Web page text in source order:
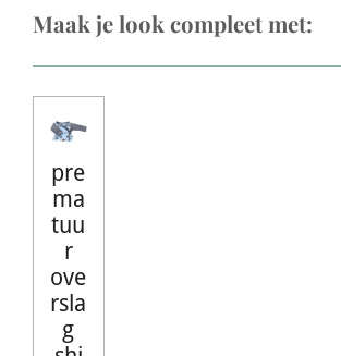
Maak je look compleet met:
pre
ma
tuu
r
ove
rsla
g